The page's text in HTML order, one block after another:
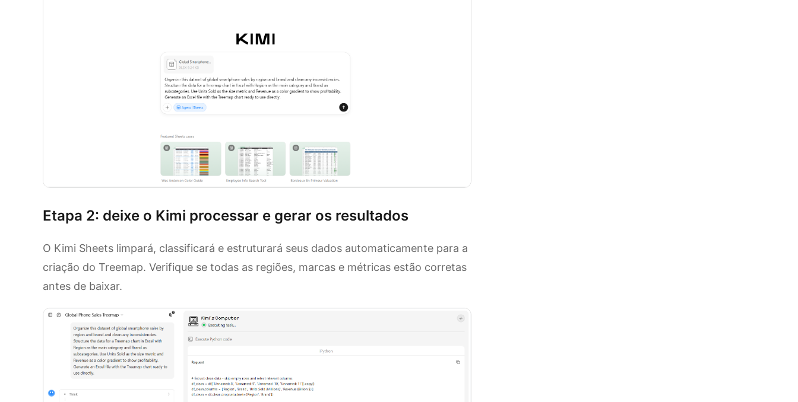
Etapa 2: deixe o Kimi processar e gerar os resultados
O Kimi Sheets limpará, classificará e estruturará seus dados automaticamente para a
criação do Treemap. Verifique se todas as regiões, marcas e métricas estão corretas
antes de baixar.